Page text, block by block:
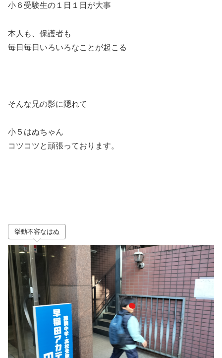
小６受験生の１日１日が大事
本人も、保護者も
毎日毎日いろいろなことが起こる
そんな兄の影に隠れて
小５はぬちゃん
コツコツと頑張っております。
挙動不審なはぬ